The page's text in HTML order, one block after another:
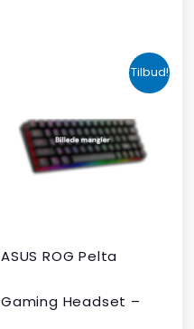
Tilbud!
ASUS ROG Pelta
Gaming Headset –
oprindelige
pris
var:
kr.
aktuelle
pris
er:
kr. 679,00.